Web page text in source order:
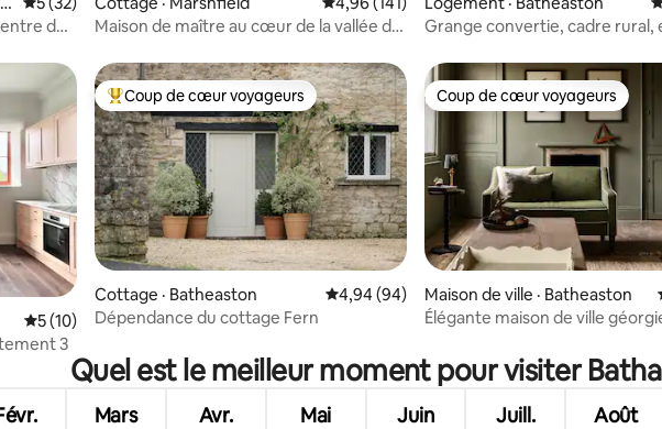
de
Maison de maître au cœur de la vallée de
Grange convertie, cadre rural,
plus aimés
Note moyenne de 5 sur 5, 10 commentaires
5 (10)
3
Coup de cœur voyageurs parmi les plus aimés
Coup de cœur voyageurs
Cottage · Batheaston Note moyenne de 4,94 sur 5, 94
4,94 (94)
Dépendance du cottage Fern
Coup de cœur voyageurs
Coup de cœur voyageurs
Maison de ville · Batheaston
Élégante maison de ville
Quel est le meilleur moment pour visiter
Mars Avr. Mai Juin Juill. Août